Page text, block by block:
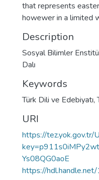
that represents
howewer in a limited
Description
Sosyal Bilimler
Dalı
Keywords
Türk Dili ve Edebiyatı,
URI
https://tez.yok.gov.tr/
Ys08QG0aoE
https://